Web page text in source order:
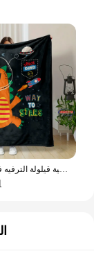
الكرتون ديناصور الفضاء نمط لينة الفانيلا بطانية للسرير غرفة نوم أريكة نزهة ، بطانية رمي دافئة لتغطية قيلولة الترفيه في الهواء الطلق